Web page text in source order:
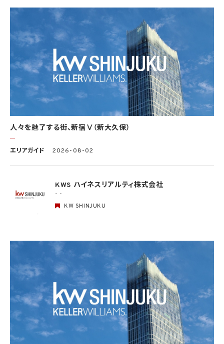
4. 個人情報利用の制限
4.1 当社は、個人情報保護法その他の法令により許容される場合を除き、本人の同意を得
ず、利用目的の達成に必要な範囲を超えて個人情報を取り扱いません。但し、次の場合は
この限りではありません。
(1) 法令に基づく場合
(2) 人の生命、身体又は財産の保護のために必要がある場合であって、本人の同意を得
ることが困難であるとき
(3) 公衆衛生の向上又は児童の健全な育成の推進のために特に必要がある場合であっ
て、本人の同意を得ることが困難であるとき
(4) 国の機関もしくは地方公共団体又はその委託を受けた者が法令の定める事務を遂
行することに対して協力する必要がある場合であって、本人の同意を得ることにより当該
事務の遂行に支障を及ぼすおそれがあるとき
個人データを学術研究目的で取り扱う必要があるとき（当該個人データを取り扱う目的
ある場合を除きます。）。
4.2 当社は、違法又は不当な行為を助長し、又は誘発するおそれがある方法により個人
5. 個人情報の適正な取得
5.1 当社は、適正に個人情報を取得し、偽りその他不正の手段により取得しません。
(1) 第4.1項第1号から第4号までのいずれかに該当する場合
(2) 学術研究機関等から要配慮個人情報を取得する場合であって、当該要配慮個人情報
を学術研究目的で取得する必要があるとき（当該要配慮個人情報を取得する目的の一
部が学術研究目的である場合を含み、個人の権利利益を不当に侵害するおそれがある
場合を除きます。）（当該個人情報取扱事業者と当該学術研究機関等が共同して学術研
究を行う場合に限ります。）
(3) 当該要配慮個人情報が、本人、国の機関、地方公共団体、学術研究機関等、個人情報
保護法第57条第1項各号に掲げる者その他個人情報保護委員会規則で定める者により
公開されている場合
(4) 本人を目視し、又は撮影することにより、その外形上明らかな要配慮個人情報を取得
する場合
(5) 第三者から要配慮個人情報の提供を受ける場合であって、当該第三者による当該提
人々を魅了する街、新宿Ⅴ（新大久保）
エリアガイド 2026-08-02
KWS ハイネスリアルティ株式会社
- -
KW SHINJUKU